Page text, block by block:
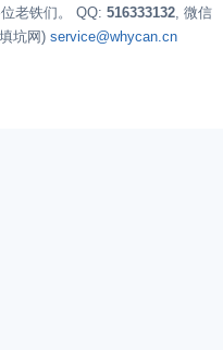
老铁们。 QQ: 516333132, 微信
坑网) service@whycan.cn